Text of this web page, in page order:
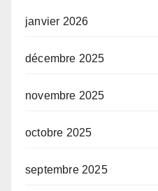
janvier 2026
décembre 2025
novembre 2025
octobre 2025
septembre 2025